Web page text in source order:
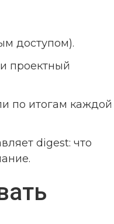
доступом).
проектный
по итогам каждой
digest: что